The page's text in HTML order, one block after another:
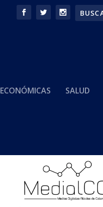
ECONÓMICAS SALUD